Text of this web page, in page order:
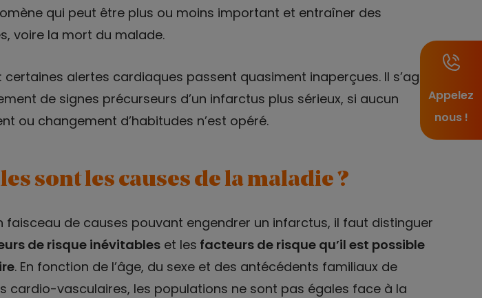
Appelez
nous !
qui peut être plus ou moins important et entraîner des
voire la mort du malade.
certaines alertes cardiaques passent quasiment inaperçues. Il s’agit
de signes précurseurs d’un infarctus plus sérieux, si aucun
ou changement d’habitudes n’est opéré.
sont les causes de la maladie ?
faisceau de causes pouvant engendrer un infarctus, il faut distinguer
de risque inévitableset les facteurs de risque qu’il est possible
. En fonction de l’âge, du sexe et des antécédents familiaux de
cardio-vasculaires, les populations ne sont pas égales face à la